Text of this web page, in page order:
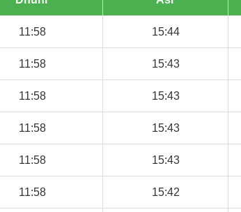
11:58 15:44
11:58 15:43
11:58 15:43
11:58 15:43
11:58 15:43
11:58 15:42